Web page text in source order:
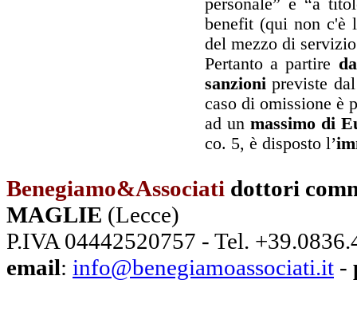
personale” e “a
benefit (qui non c'è
del mezzo di
Pertanto a partire
sanzioni previste
caso di omissione è
ad un massimo di
co. 5, è disposto l’
Benegiamo&Associati dottori
MAGLIE (Lecce)
P.IVA 04442520757 - Tel.
email: info@benegiamoassociati.it -